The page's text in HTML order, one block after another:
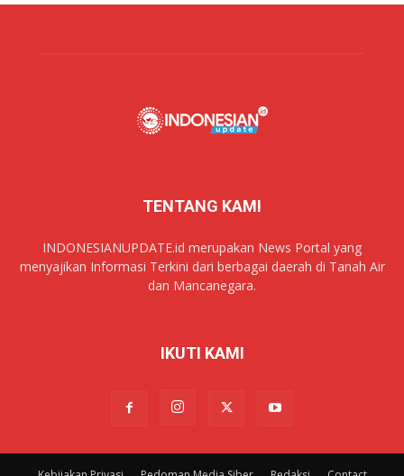
TENTANG KAMI
INDONESIANUPDATE.id merupakan News Portal yang
menyajikan Informasi Terkini dari berbagai daerah di Tanah Air
dan Mancanegara.
IKUTI KAMI